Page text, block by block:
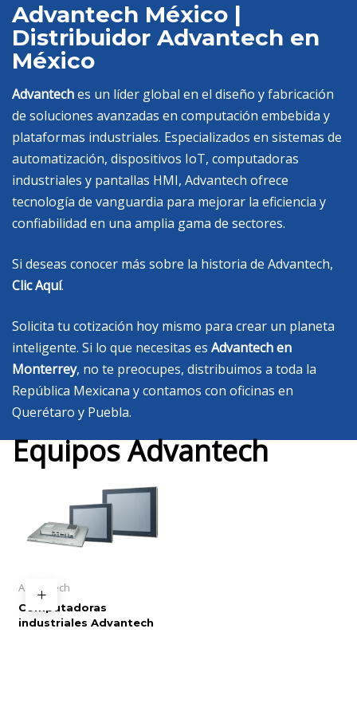
Advantech México |
Distribuidor Advantech en
México
Advanteches un líder global en el diseño y fabricación
de soluciones avanzadas en computación embebida y
plataformas industriales. Especializados en sistemas de
automatización, dispositivos IoT, computadoras
industriales y pantallas HMI, Advantech ofrece
tecnología de vanguardia para mejorar la eficiencia y
confiabilidad en una amplia gama de sectores.
Si deseas conocer más sobre la historia de Advantech,
Clic Aquí.
Solicita tu cotización hoy mismo para crear un planeta
inteligente. Si lo que necesitas es Advantech en
Monterrey, no te preocupes, distribuimos a toda la
República Mexicana y contamos con oficinas en
Querétaro y Puebla.
Equipos Advantech
Advantech
Computadoras
industriales Advantech